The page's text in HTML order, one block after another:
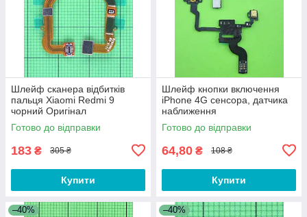
Шлейф сканера відбитків
пальця Xiaomi Redmi 9
чорний Оригінал
#490200000H5E
Готово до відправки
183 ₴ 305 ₴
Купити
Шлейф кнопки включення
iPhone 4G сенсора, датчика
наближення
Готово до відправки
64,80 ₴ 108 ₴
Купити
–40% –40%